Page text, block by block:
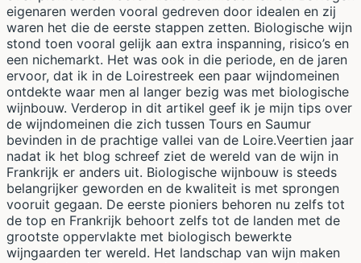
eigenaren werden vooral gedreven door idealen en zij
waren het die de eerste stappen zetten. Biologische wijn
stond toen vooral gelijk aan extra inspanning, risico’s en
een nichemarkt. Het was ook in die periode, en de jaren
ervoor, dat ik in de Loirestreek een paar wijndomeinen
ontdekte waar men al langer bezig was met biologische
wijnbouw. Verderop in dit artikel geef ik je mijn tips over
de wijndomeinen die zich tussen Tours en Saumur
bevinden in de prachtige vallei van de Loire.Veertien jaar
nadat ik het blog schreef ziet de wereld van de wijn in
Frankrijk er anders uit. Biologische wijnbouw is steeds
belangrijker geworden en de kwaliteit is met sprongen
vooruit gegaan. De eerste pioniers behoren nu zelfs tot
de top en Frankrijk behoort zelfs tot de landen met de
grootste oppervlakte met biologisch bewerkte
wijngaarden ter wereld. Het landschap van wijn maken